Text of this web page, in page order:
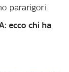
pararigori.
ecco chi ha